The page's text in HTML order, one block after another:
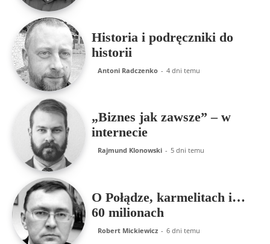
Historia i podręczniki do
historii
Antoni Radczenko - 4 dni temu
„Biznes jak zawsze” – w
internecie
Rajmund Klonowski - 5 dni temu
O Połądze, karmelitach i…
60 milionach
Robert Mickiewicz - 6 dni temu